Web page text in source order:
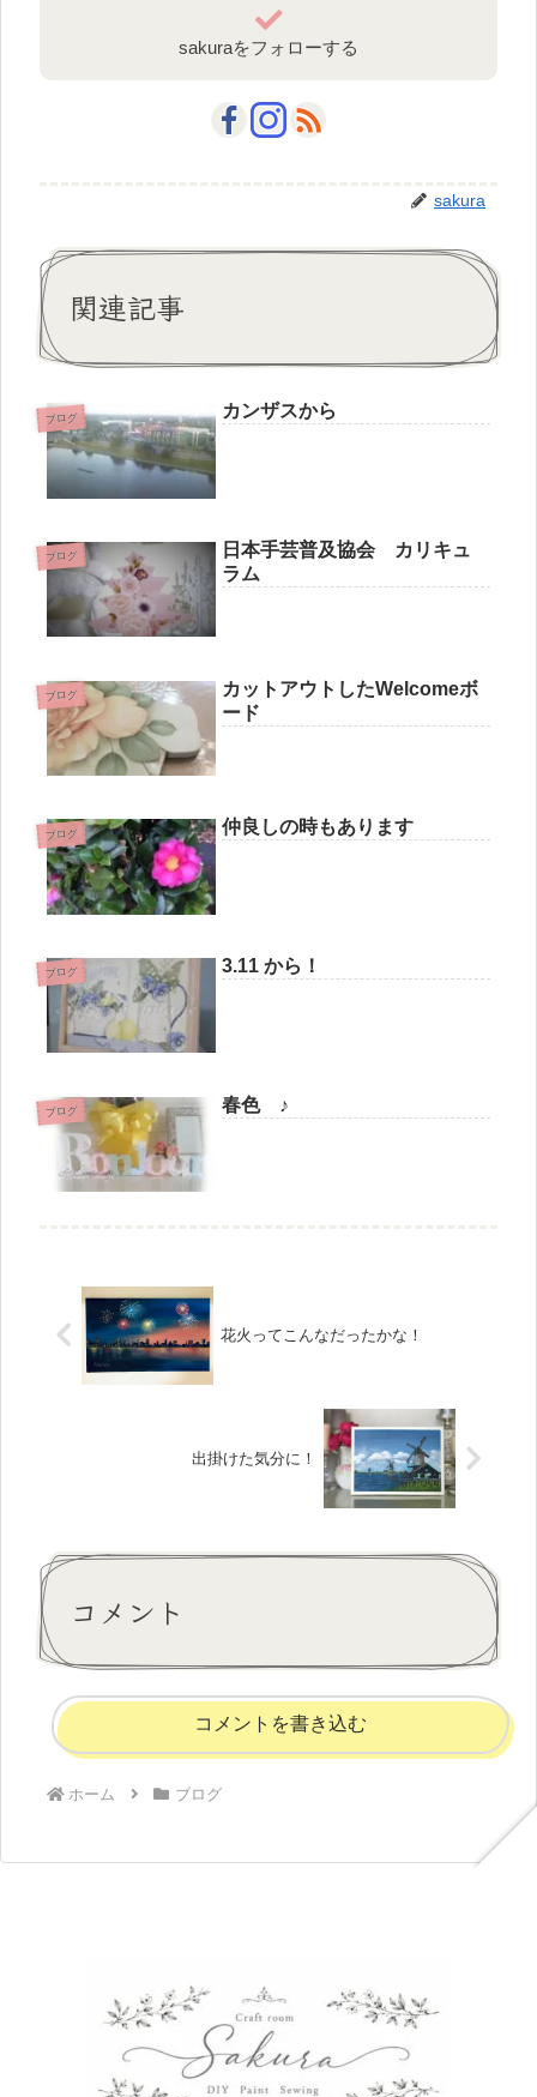
sakuraをフォローする
sakura
関連記事
ブログ カンザスから
ブログ
日本手芸普及協会 カリキュ
ラム
ブログ
カットアウトしたWelcomeボ
ード
ブログ 仲良しの時もあります
ブログ 3.11 から！
ブログ 春色 ♪
花火ってこんなだったかな！
出掛けた気分に！
コメント
コメントを書き込む
ホーム ブログ